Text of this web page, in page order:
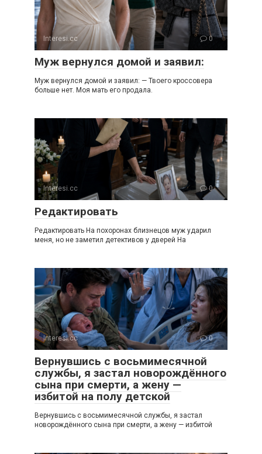
Interesi.cc 0
Муж вернулся домой и заявил:
Муж вернулся домой и заявил: — Твоего кроссовера
больше нет. Моя мать его продала.
Interesi.cc 0
Редактировать
Редактировать На похоронах близнецов муж ударил
меня, но не заметил детективов у дверей На
Interesi.cc 0
Вернувшись с восьмимесячной
службы, я застал новорождённого
сына при смерти, а жену —
избитой на полу детской
Вернувшись с восьмимесячной службы, я застал
новорождённого сына при смерти, а жену — избитой